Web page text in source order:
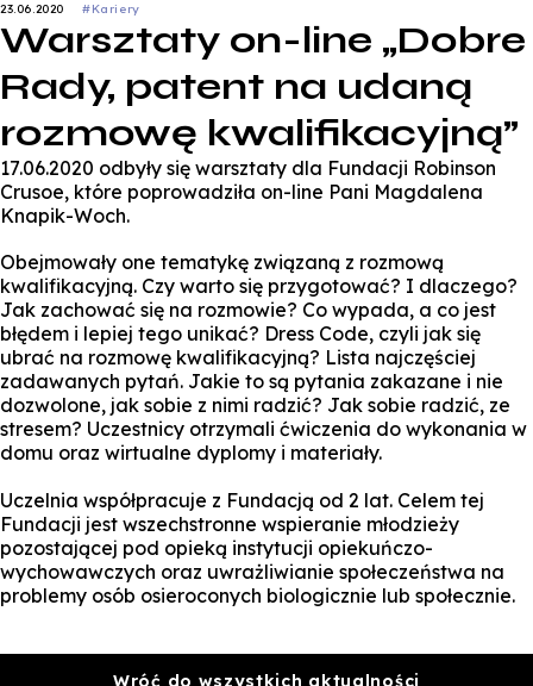
Zapisz się na studia
23.06.2020 #Kariery
Warsztaty on-line „Dobre
Rady, patent na udaną
rozmowę kwalifikacyjną”
17.06.2020 odbyły się warsztaty dla Fundacji Robinson
Crusoe, które poprowadziła on-line Pani Magdalena
Knapik-Woch.
Obejmowały one tematykę związaną z rozmową
kwalifikacyjną. Czy warto się przygotować? I dlaczego?
Jak zachować się na rozmowie? Co wypada, a co jest
błędem i lepiej tego unikać? Dress Code, czyli jak się
ubrać na rozmowę kwalifikacyjną? Lista najczęściej
zadawanych pytań. Jakie to są pytania zakazane i nie
dozwolone, jak sobie z nimi radzić? Jak sobie radzić, ze
stresem? Uczestnicy otrzymali ćwiczenia do wykonania w
domu oraz wirtualne dyplomy i materiały.
Uczelnia współpracuje z Fundacją od 2 lat. Celem tej
Fundacji jest wszechstronne wspieranie młodzieży
pozostającej pod opieką instytucji opiekuńczo-
wychowawczych oraz uwrażliwianie społeczeństwa na
problemy osób osieroconych biologicznie lub społecznie.
Wróć do wszystkich aktualności